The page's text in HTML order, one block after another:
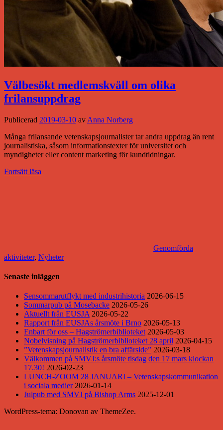
Välbesökt medlemskväll om olika
frilansuppdrag
Publicerad 2019-03-10 av Anna Norberg
Många frilansande vetenskapsjournalister tar andra uppdrag än rent
journalistiska, såsom informationstexter för universitet och
myndigheter eller content marketing för kundtidningar.
Fortsätt läsa
Genomförda
aktiviteter, Nyheter
Senaste inläggen
Sensommarutflykt med industrihistoria 2026-06-15
Sommarpub på Mosebacke 2026-05-26
Aktuellt från EUSJA 2026-05-22
Rapport från EUSJAs årsmöte i Brno 2026-05-13
Enbart för oss – Hagströmerbiblioteket 2026-05-03
Nobelvisning på Hagströmerbiblioteket 28 april 2026-04-15
”Vetenskapsjournalistik en bra affärside” 2026-03-18
Välkommen på SMVJ:s årsmöte tisdag den 17 mars klockan
17.30! 2026-02-23
LUNCH-ZOOM 28 JANUARI – Vetenskapskommunikation
i sociala medier 2026-01-14
Julpub med SMVJ på Bishop Arms 2025-12-01
WordPress-tema: Donovan av ThemeZee.